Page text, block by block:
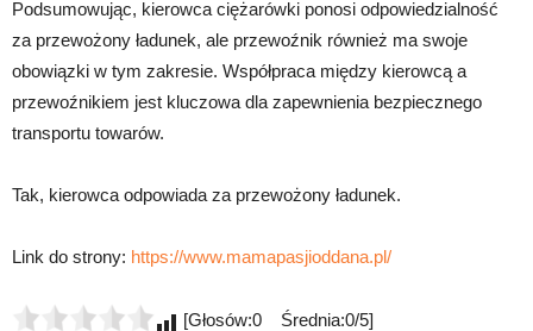
Podsumowując, kierowca ciężarówki ponosi odpowiedzialność
za przewożony ładunek, ale przewoźnik również ma swoje
obowiązki w tym zakresie. Współpraca między kierowcą a
przewoźnikiem jest kluczowa dla zapewnienia bezpiecznego
transportu towarów.
Tak, kierowca odpowiada za przewożony ładunek.
Link do strony: https://www.mamapasjioddana.pl/
[Głosów:0 Średnia:0/5]